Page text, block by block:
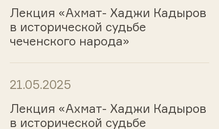
Лекция «Ахмат- Хаджи Кадыров
в исторической судьбе
чеченского народа»
21.05.2025
Лекция «Ахмат- Хаджи Кадыров
в исторической судьбе